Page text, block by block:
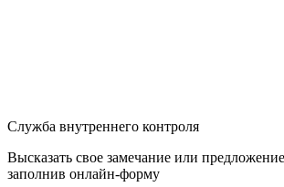
Служба внутреннего контроля
Высказать свое замечание или
заполнив онлайн-форму